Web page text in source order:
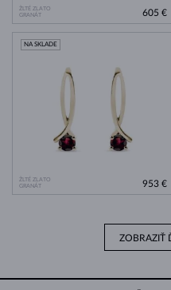
ŽLTÉ ZLATO
GRANÁT
605 €
ŽLTÉ ZLATO
GRANÁT
NA SKLADE
953 €
ZOBRAZIŤ